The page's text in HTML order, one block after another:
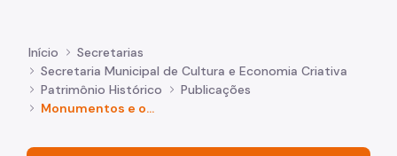
Início
Secretarias
Secretaria Municipal de Cultura e Economia Criativa
Patrimônio Histórico
Publicações
Monumentos e obras de arte